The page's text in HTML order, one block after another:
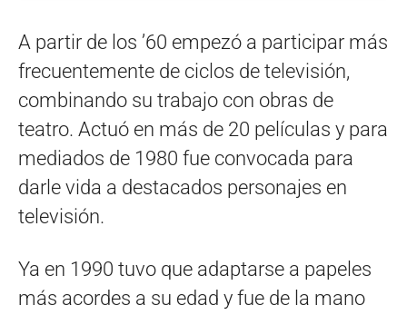
A partir de los ’60 empezó a participar más
frecuentemente de ciclos de televisión,
combinando su trabajo con obras de
teatro. Actuó en más de 20 películas y para
mediados de 1980 fue convocada para
darle vida a destacados personajes en
televisión.
Ya en 1990 tuvo que adaptarse a papeles
más acordes a su edad y fue de la mano